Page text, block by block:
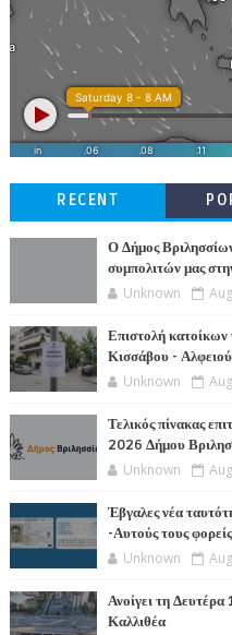
RECENT
Ο Δήμος
συμπολιτών μας
Unknown
Επιστολή
Κισσάβου -
Unknown
Τελικός πίνακας
2026 Δήμου
Unknown
Έβγαλες νέα
-Αυτούς τους
Unknown
Ανοίγει τη
Καλλιθέα